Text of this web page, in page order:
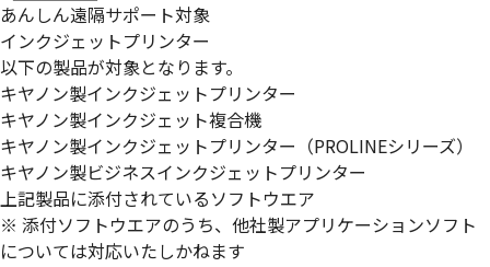
あんしん遠隔サポート対象
インクジェットプリンター
以下の製品が対象となります。
キヤノン製インクジェットプリンター
キヤノン製インクジェット複合機
キヤノン製インクジェットプリンター（PROLINEシリーズ）
キヤノン製ビジネスインクジェットプリンター
上記製品に添付されているソフトウエア
※ 添付ソフトウエアのうち、他社製アプリケーションソフト
については対応いたしかねます